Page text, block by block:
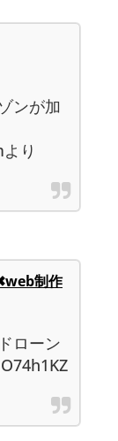
ンが加
り
制作
ローン